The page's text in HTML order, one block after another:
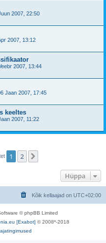
2007, 22:50
2007, 13:12
2007, 13:44
Jaan 2007, 17:45
keeltes
2007, 11:22
1 2
Hüppa
Kõik kellaajad on UTC+02:00
© phpBB Limited
[Exabot] © 2008*-2018